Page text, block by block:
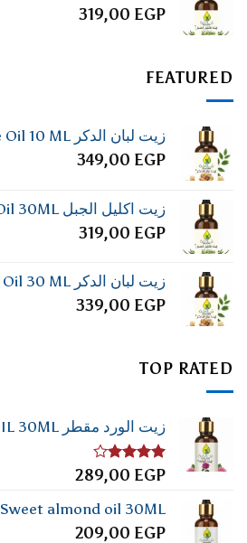
319,00 EGP
FEATURED
زيت لبان الدكر Frankincense Oil 10 ML
349,00 EGP
زيت اكليل الجبل Rosemary Oil 30ML
319,00 EGP
زيت لبان الدكر Frankincense Oil 30 ML
339,00 EGP
TOP RATED
زيت الورد مقطر Distilled ROSE OIL 30ML
تم
4.00من
5
289,00 EGP
Sweet almond oil 30ML زيت اللوز الحلو
209,00 EGP